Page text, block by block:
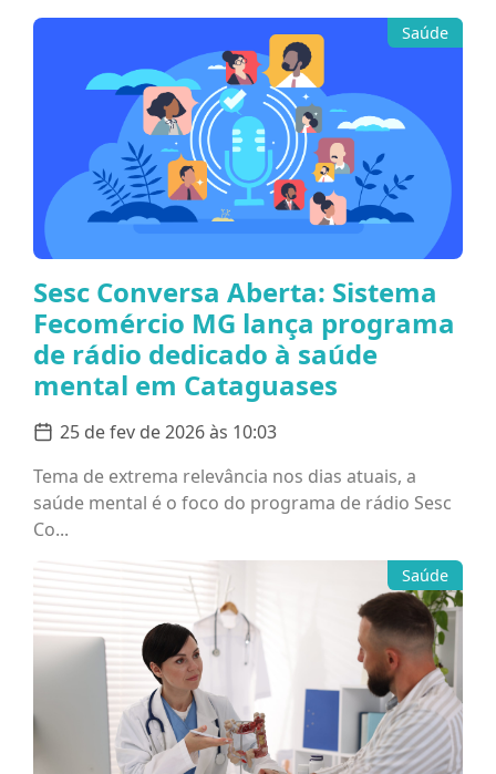
Saúde
Sesc Conversa Aberta: Sistema
Fecomércio MG lança programa
de rádio dedicado à saúde
mental em Cataguases
25 de fev de 2026 às 10:03
Tema de extrema relevância nos dias atuais, a
saúde mental é o foco do programa de rádio Sesc
Co...
Saúde